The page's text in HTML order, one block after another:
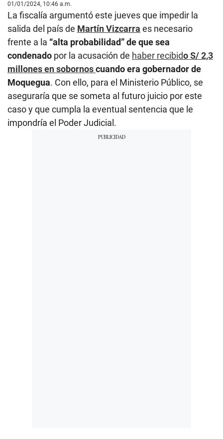
01/01/2024, 10:46 a.m.
La fiscalía argumentó este jueves que impedir la
salida del país de Martín Vizcarra es necesario
frente a la “alta probabilidad” de que sea
condenado por la acusación de haber recibido S/ 2,3
millones en sobornoscuando era gobernador de
Moquegua. Con ello, para el Ministerio Público, se
aseguraría que se someta al futuro juicio por este
caso y que cumpla la eventual sentencia que le
impondría el Poder Judicial.